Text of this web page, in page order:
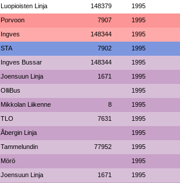
Luopioisten Linja 148379 1995
Porvoon 7907 1995
Ingves 148344 1995
STA 7902 1995
Ingves Bussar 148344 1995
Joensuun Linja 1671 1995
OlliBus 1995
Mikkolan Liikenne 8 1995
TLO 7631 1995
Åbergin Linja 1995
Tammelundin 77952 1995
Mörö 1995
Joensuun Linja 1671 1995